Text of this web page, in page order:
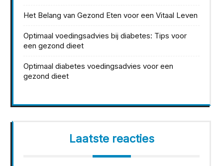
Het Belang van Gezond Eten voor een Vitaal Leven
Optimaal voedingsadvies bij diabetes: Tips voor
een gezond dieet
Optimaal diabetes voedingsadvies voor een
gezond dieet
Laatste reacties